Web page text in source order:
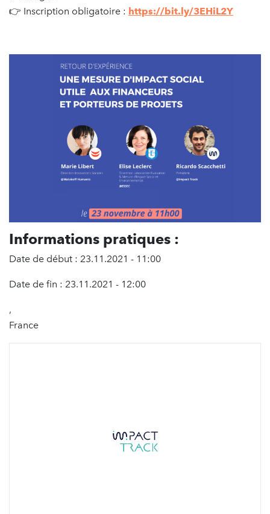
👉 Inscription obligatoire : https://bit.ly/3EHiL2Y
Informations pratiques :
Date de début : 23.11.2021 - 11:00
Date de fin : 23.11.2021 - 12:00
,
France